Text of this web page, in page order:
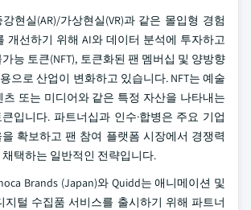
현실(AR)/가상현실(VR)과 같은 몰입형 경험
개선하기 위해 AI와 데이터 분석에 투자하고
능 토큰(NFT), 토큰화된 팬 멤버십 및 양방향
으로 산업이 변화하고 있습니다. NFT는 예술
츠 또는 미디어와 같은 특정 자산을 나타내는
입니다. 파트너십과 인수·합병은 주요 기업
확보하고 팬 참여 플랫폼 시장에서 경쟁력
택하는 일반적인 전략입니다.
Brands (Japan)와 Quidd는 애니메이션 및
지털 수집품 서비스를 출시하기 위해 파트너